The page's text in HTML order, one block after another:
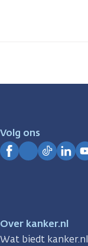
Volg ons
Over kanker.nl
Wat biedt kanker.nl